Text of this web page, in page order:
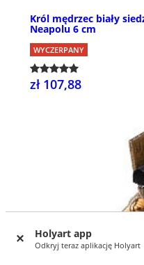
Holyart app
Odkryj teraz aplikację Holyart
Król mędrzec biały
Neapolu 6 cm
WYCZERPANY
zł 107,88